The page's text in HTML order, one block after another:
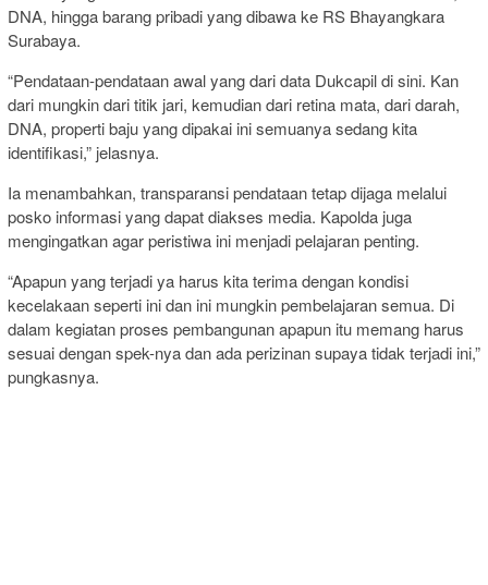
DNA, hingga barang pribadi yang dibawa ke RS Bhayangkara
Surabaya.
“Pendataan-pendataan awal yang dari data Dukcapil di sini. Kan
dari mungkin dari titik jari, kemudian dari retina mata, dari darah,
DNA, properti baju yang dipakai ini semuanya sedang kita
identifikasi,” jelasnya.
Ia menambahkan, transparansi pendataan tetap dijaga melalui
posko informasi yang dapat diakses media. Kapolda juga
mengingatkan agar peristiwa ini menjadi pelajaran penting.
“Apapun yang terjadi ya harus kita terima dengan kondisi
kecelakaan seperti ini dan ini mungkin pembelajaran semua. Di
dalam kegiatan proses pembangunan apapun itu memang harus
sesuai dengan spek-nya dan ada perizinan supaya tidak terjadi ini,”
pungkasnya.